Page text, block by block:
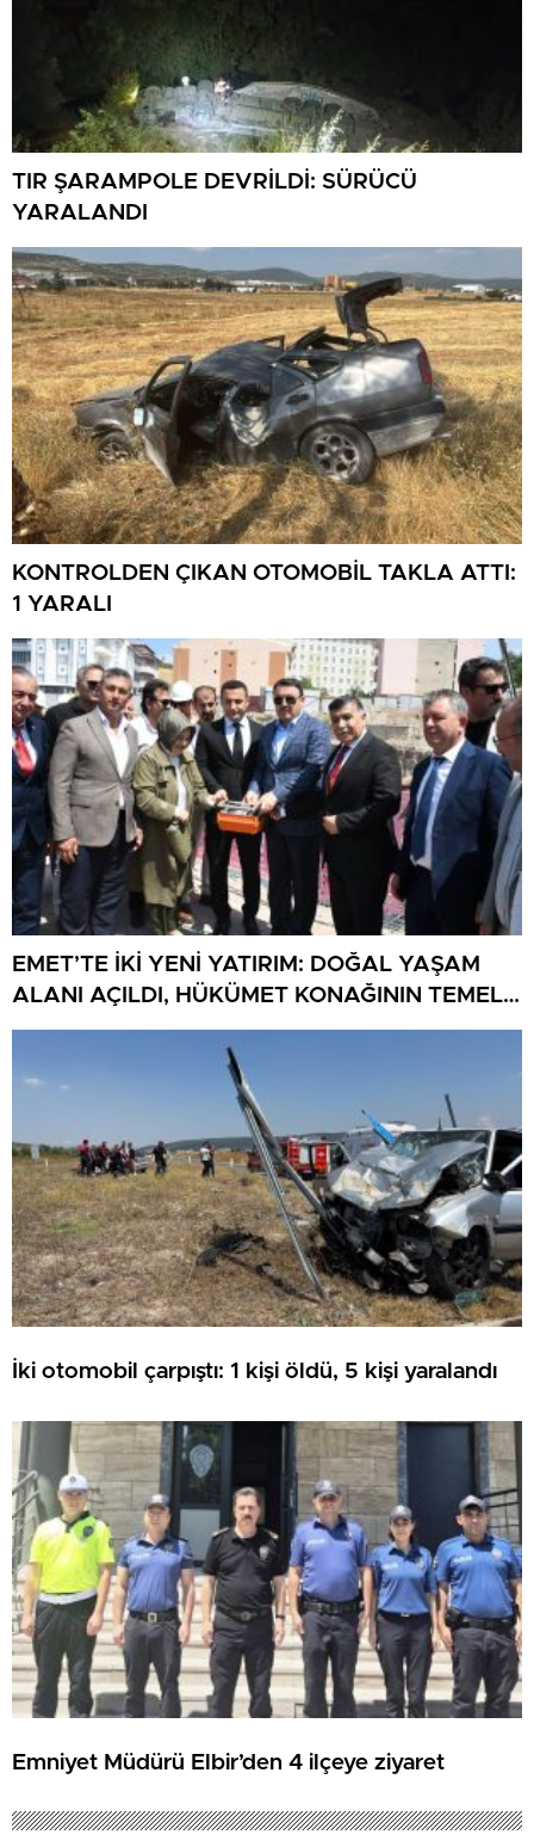
TIR ŞARAMPOLE DEVRİLDİ: SÜRÜCÜ
YARALANDI
KONTROLDEN ÇIKAN OTOMOBİL TAKLA ATTI:
1 YARALI
EMET’TE İKİ YENİ YATIRIM: DOĞAL YAŞAM
ALANI AÇILDI, HÜKÜMET KONAĞININ TEMELİ
ATILDI
İki otomobil çarpıştı: 1 kişi öldü, 5 kişi yaralandı
Emniyet Müdürü Elbir’den 4 ilçeye ziyaret